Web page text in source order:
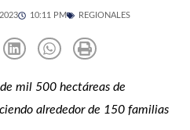
10:11 PM REGIONALES
mil 500 hectáreas de
alrededor de 150 familias